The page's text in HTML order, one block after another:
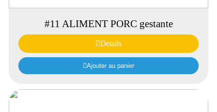
#11 ALIMENT PORC gestante
Details
Ajouter au panier